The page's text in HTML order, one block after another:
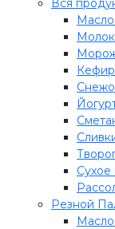
Вся
Кефир
Сухое
Резной